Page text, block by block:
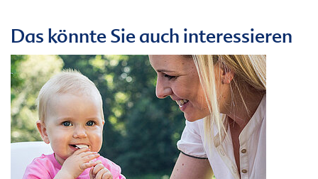
Das könnte Sie auch interessieren